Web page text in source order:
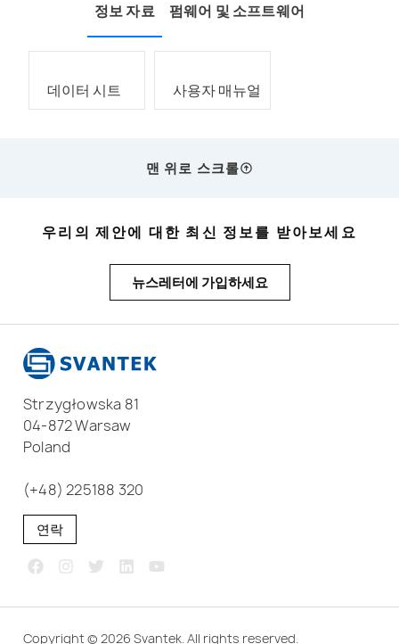
정보 자료 펌웨어 및 소프트웨어
데이터 시트 사용자 매뉴얼
맨 위로 스크롤
우리의 제안에 대한 최신 정보를 받아보세요
뉴스레터에 가입하세요
Strzygłowska 81
04-872 Warsaw
Poland
(+48) 225188 320
연락
Copyright © 2026 Svantek. All rights reserved.